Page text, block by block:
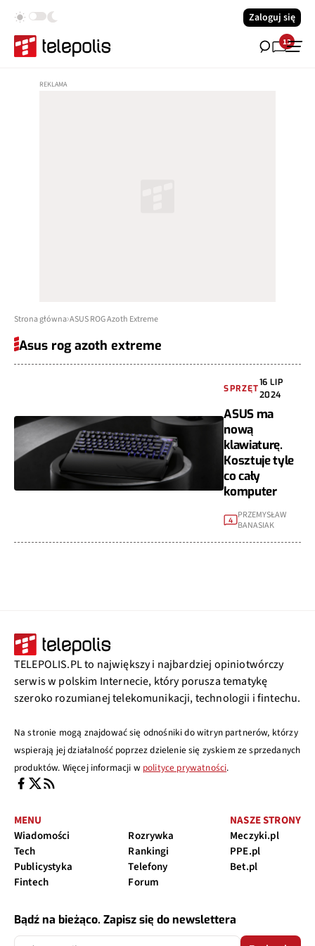
Zaloguj się
13
Strona główna ASUS ROG Azoth Extreme
Asus rog azoth extreme
SPRZĘT
16 LIP
2024
ASUS ma
nową
klawiaturę.
Kosztuje tyle
co cały
komputer
4
PRZEMYSŁAW
BANASIAK
TELEPOLIS.PL to największy i najbardziej opiniotwórczy
serwis w polskim Internecie, który porusza tematykę
szeroko rozumianej telekomunikacji, technologii i fintechu.
Na stronie mogą znajdować się odnośniki do witryn partnerów, którzy
wspierają jej działalność poprzez dzielenie się zyskiem ze sprzedanych
produktów. Więcej informacji w polityce prywatności.
MENU
Wiadomości
Tech
Publicystyka
Fintech
Rozrywka
Rankingi
Telefony
Forum
NASZE STRONY
Meczyki.pl
PPE.pl
Bet.pl
Bądź na bieżąco. Zapisz się do newslettera